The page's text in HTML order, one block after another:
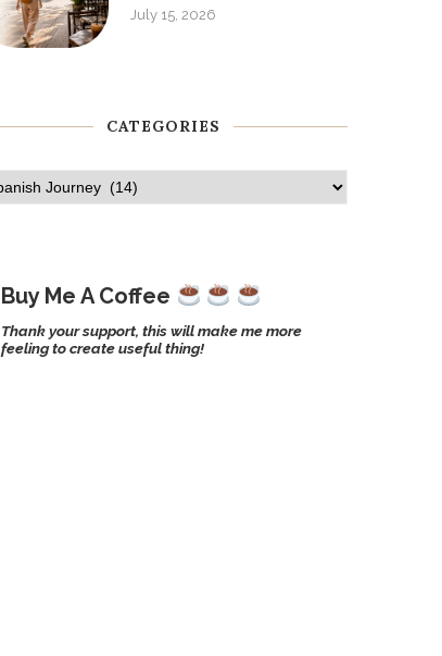
July 15, 2026
CATEGORIES
Buy Me A Coffee
Thank your support, this will make me more
feeling to create useful thing!